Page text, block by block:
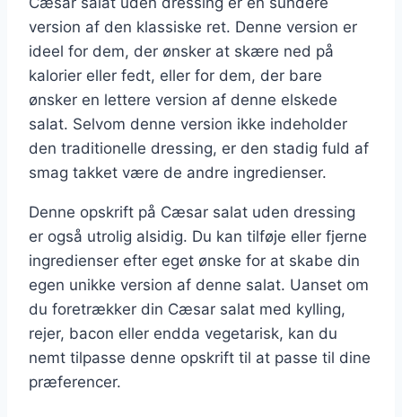
version af den klassiske ret. Denne version er
ideel for dem, der ønsker at skære ned på
kalorier eller fedt, eller for dem, der bare
ønsker en lettere version af denne elskede
salat. Selvom denne version ikke indeholder
den traditionelle dressing, er den stadig fuld af
smag takket være de andre ingredienser.
Denne opskrift på Cæsar salat uden dressing
er også utrolig alsidig. Du kan tilføje eller fjerne
ingredienser efter eget ønske for at skabe din
egen unikke version af denne salat. Uanset om
du foretrækker din Cæsar salat med kylling,
rejer, bacon eller endda vegetarisk, kan du
nemt tilpasse denne opskrift til at passe til dine
præferencer.